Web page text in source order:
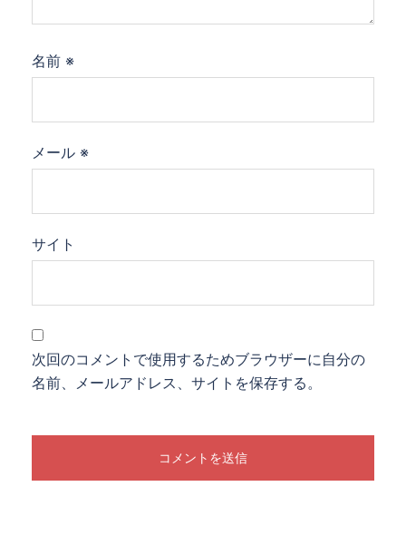
名前 ※
メール ※
サイト
次回のコメントで使用するためブラウザーに自分の
名前、メールアドレス、サイトを保存する。